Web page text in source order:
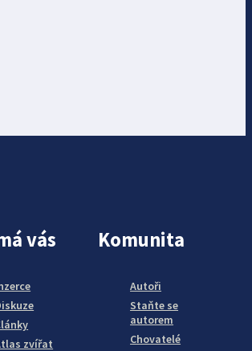
vás
zvířat
Komunita
Autoři
Staňte se
autorem
Chovatelé